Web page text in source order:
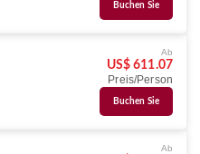
Buchen Sie
Ab
US$ 611.07
Preis/Person
Buchen Sie
Ab